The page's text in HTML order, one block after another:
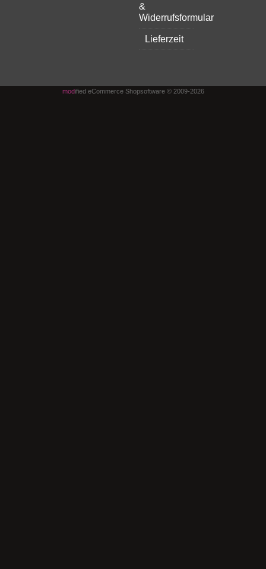
&
Widerrufsformular
Lieferzeit
modified eCommerce Shopsoftware © 2009-2026